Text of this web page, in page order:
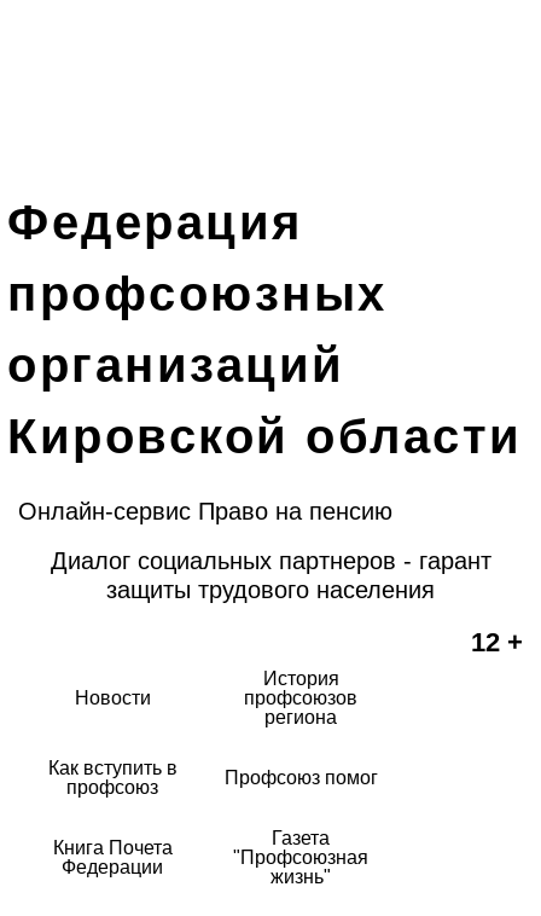
Федерация
профсоюзных
организаций
Кировской области
Онлайн-сервис Право на пенсию
Диалог социальных партнеров - гарант
защиты трудового населения
12 +
Новости
История
профсоюзов
региона
Как вступить в
профсоюз
Профсоюз помог
Книга Почета
Федерации
Газета
"Профсоюзная
жизнь"